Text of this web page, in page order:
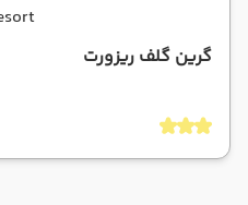
گرین گلف ریزورت